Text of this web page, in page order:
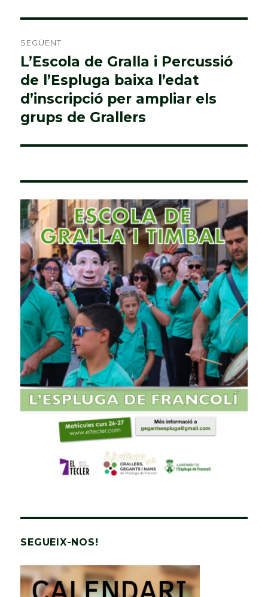
SEGÜENT
Entrada
següent:
L’Escola de Gralla i Percussió
de l’Espluga baixa l’edat
d’inscripció per ampliar els
grups de Grallers
SEGUEIX-NOS!